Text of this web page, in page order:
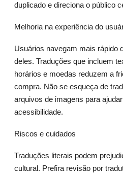
duplicado e direciona o público
Melhoria na experiência do
Usuários navegam mais rápido
deles. Traduções que incluem
horários e moedas reduzem a
compra. Não se esqueça de
arquivos de imagens para
acessibilidade.
Riscos e cuidados
Traduções literais podem
cultural. Prefira revisão por